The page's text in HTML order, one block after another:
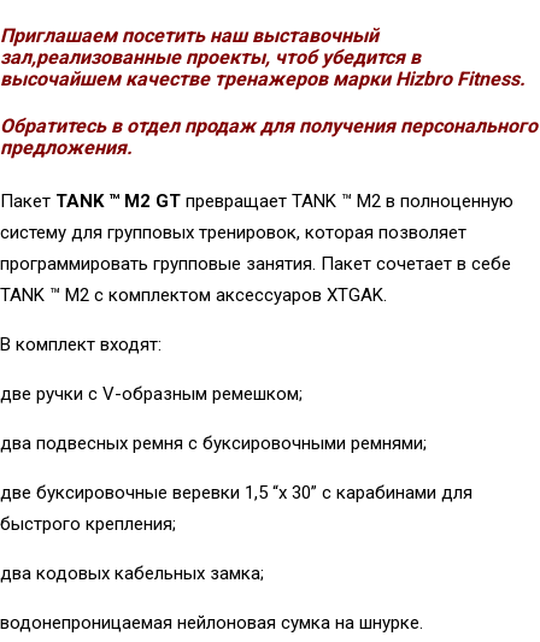
Приглашаем посетить наш выставочный
зал,реализованные проекты, чтоб убедится в
высочайшем качестве тренажеров марки Hizbro Fitness.
Обратитесь в отдел продаж для получения персонального
предложения.
Пакет TANK ™ M2 GT превращает TANK ™ M2 в полноценную
систему для групповых тренировок, которая позволяет
программировать групповые занятия. Пакет сочетает в себе
TANK ™ M2 с комплектом аксессуаров XTGAK.
В комплект входят:
две ручки с V-образным ремешком;
два подвесных ремня с буксировочными ремнями;
две буксировочные веревки 1,5 “x 30” с карабинами для
быстрого крепления;
два кодовых кабельных замка;
водонепроницаемая нейлоновая сумка на шнурке.